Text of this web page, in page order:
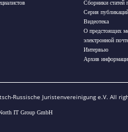
Сборники статей
Ceрия
Видеотека
О предстоящих
электронной
Интервью
Архив
Russische Juristenvereinigung e.V. All
IT Group GmbH